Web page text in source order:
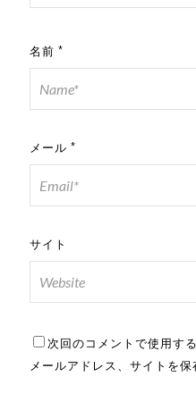
名前 *
メール *
サイト
次回のコメントで使用す
メールアドレス、サイトを保